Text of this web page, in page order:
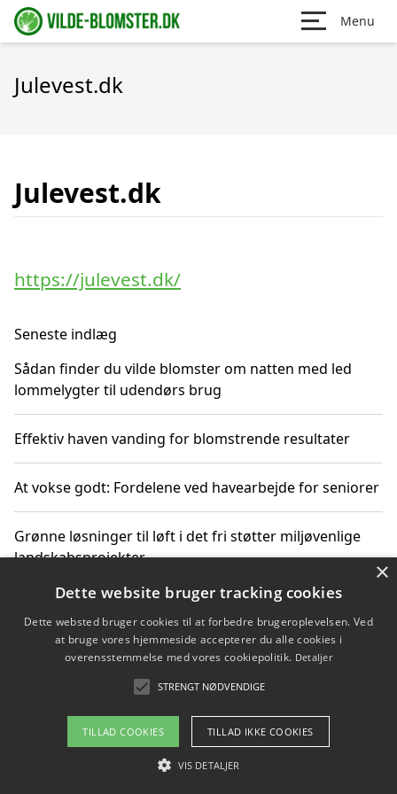
Menu
Julevest.dk
Julevest.dk
https://julevest.dk/
Seneste indlæg
Sådan finder du vilde blomster om natten med led
lommelygter til udendørs brug
Effektiv haven vanding for blomstrende resultater
At vokse godt: Fordelene ved havearbejde for seniorer
Grønne løsninger til løft i det fri støtter miljøvenlige
landskabsprojekter
Gør haven til et frirum for familien og naturen
Copyright 2026 - Pilanto Aps
Om / kontakt
Blog Betingelser
×
Dette website bruger tracking cookies
Dette websted bruger cookies til at forbedre brugeroplevelsen. Ved
at bruge vores hjemmeside accepterer du alle cookies i
overensstemmelse med vores cookiepolitik. Detaljer
STRENGT NØDVENDIGE
TILLAD COOKIES TILLAD IKKE COOKIES
VIS DETALJER